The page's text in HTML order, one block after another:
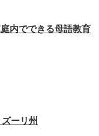
内でできる母語教育
ーリ州